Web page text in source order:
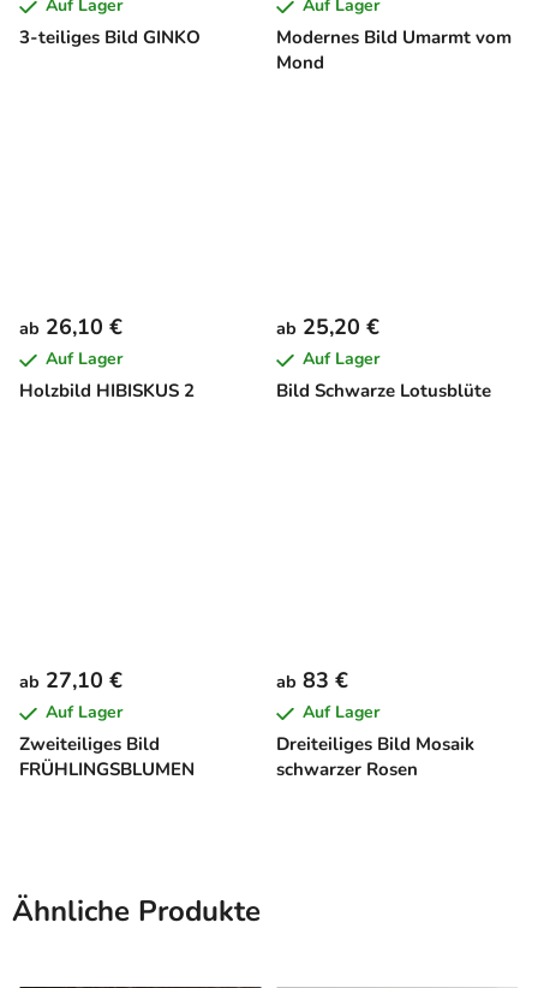
3-teiliges Bild GINKO
Auf Lager
Modernes Bild Umarmt vom
Mond
Auf Lager
Holzbild HIBISKUS 2
ab 26,10 €
Auf Lager
Bild Schwarze Lotusblüte
ab 25,20 €
Auf Lager
Zweiteiliges Bild
FRÜHLINGSBLUMEN
ab 27,10 €
Auf Lager
Dreiteiliges Bild Mosaik
schwarzer Rosen
ab 83 €
Auf Lager
Ähnliche Produkte